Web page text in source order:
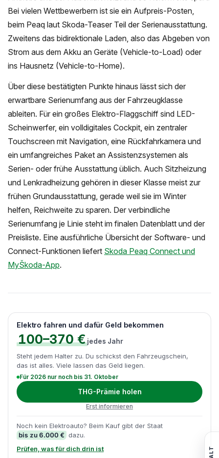
Bei vielen Wettbewerbern ist sie ein Aufpreis-Posten,
beim Peaq laut Skoda-Teaser Teil der Serienausstattung.
Zweitens das bidirektionale Laden, also das Abgeben von
Strom aus dem Akku an Geräte (Vehicle-to-Load) oder
ins Hausnetz (Vehicle-to-Home).
Über diese bestätigten Punkte hinaus lässt sich der
erwartbare Serienumfang aus der Fahrzeugklasse
ableiten. Für ein großes Elektro-Flaggschiff sind LED-
Scheinwerfer, ein volldigitales Cockpit, ein zentraler
Touchscreen mit Navigation, eine Rückfahrkamera und
ein umfangreiches Paket an Assistenzsystemen als
Serien- oder frühe Ausstattung üblich. Auch Sitzheizung
und Lenkradheizung gehören in dieser Klasse meist zur
frühen Grundausstattung, gerade weil sie im Winter
helfen, Reichweite zu sparen. Der verbindliche
Serienumfang je Linie steht im finalen Datenblatt und der
Preisliste. Eine ausführliche Übersicht der Software- und
Connect-Funktionen liefert Skoda Peaq Connect und
MyŠkoda-App.
Elektro fahren und dafür Geld bekommen
100–370 € jedes Jahr
Steht jedem Halter zu. Du schickst den Fahrzeugschein,
das ist alles. Viele lassen das Geld liegen.
Für 2026 nur noch bis 31. Oktober
THG-Prämie holen
Erst informieren
Noch kein Elektroauto? Beim Kauf gibt der Staat
bis zu 6.000 € dazu.
Prüfen, was für dich drin ist